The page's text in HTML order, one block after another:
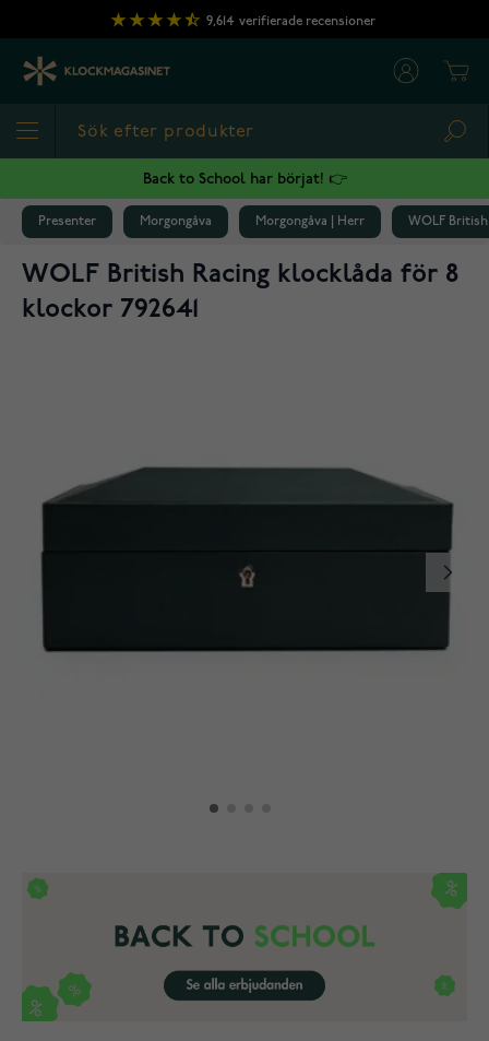
Hoppa till innehållet
9,614 verifierade recensioner
Back to School har börjat! 👉
Presenter Morgongåva Morgongåva | Herr WOLF
WOLF British Racing klocklåda för 8
klockor 792641